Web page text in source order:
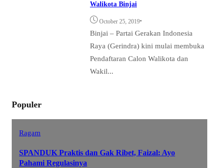
Walikota Binjai
October 25, 2019•
Binjai – Partai Gerakan Indonesia
Raya (Gerindra) kini mulai membuka
Pendaftaran Calon Walikota dan
Wakil...
Populer
Ragam
SPANDUK Praktis dan Gak Ribet, Faizal: Ayo
Pahami Regulasinya